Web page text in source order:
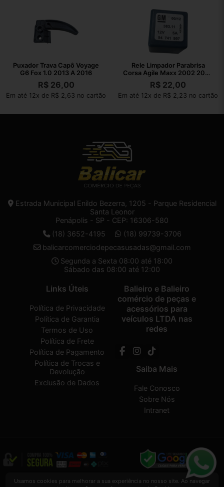
Puxador Trava Capô Voyage
G6 Fox 1.0 2013 A 2016
R$26,00
Em até 12x de R$ 2,63 no cartão
Rele Limpador Parabrisa
Corsa Agile Maxx 2002 2003
A 2010
R$ 22,00
Em até 12x de R$ 2,23 no cartão
Estrada Municipal Enildo Bezerra, 1205 - Parque Residencial
Santa Leonor
Penápolis - SP - CEP: 16306-580
(18) 3652-4195
(18) 99739-3706
balicarcomerciodepecasusadas@gmail.com
Segunda a Sexta 08:00 até 18:00
Sábado das 08:00 até 12:00
Links Úteis
Política de Privacidade
Política de Garantia
Termos de Uso
Política de Frete
Política de Pagamento
Política de Trocas e
Devolução
Exclusão de Dados
Balieiro e Balieiro
comércio de peças e
acessórios para
veículos LTDA nas
redes
Saiba Mais
Fale Conosco
Sobre Nós
Intranet
Balieiro e Balieiro comércio de peças e acessórios para veículos LTDA2026
Usamos cookies para melhorar a sua experiência no nosso site. Ao navegar